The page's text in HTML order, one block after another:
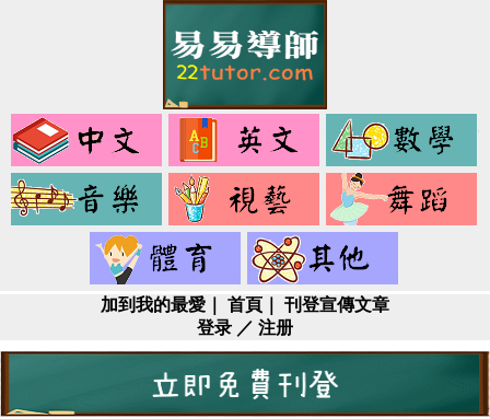
中
文
音
藝
健
身
加到我的最愛 首頁
刊登宣傳文章
登录 ／ 注册